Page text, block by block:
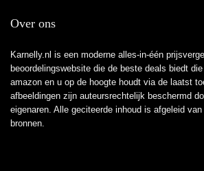
Over ons
Karnelly.nl is een moderne alles-in-één
beoordelingswebsite die de beste deals biedt
amazon en u op de hoogte houdt via de laatst
afbeeldingen zijn auteursrechtelijk beschermd
eigenaren. Alle geciteerde inhoud is afgeleid
bronnen.